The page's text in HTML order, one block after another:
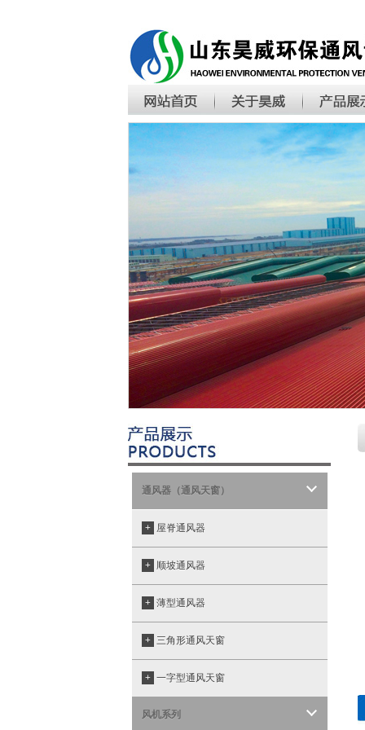
通风器（通风天窗）
+ 屋脊通风器
+ 顺坡通风器
+ 薄型通风器
+ 三角形通风天窗
+ 一字型通风天窗
风机系列